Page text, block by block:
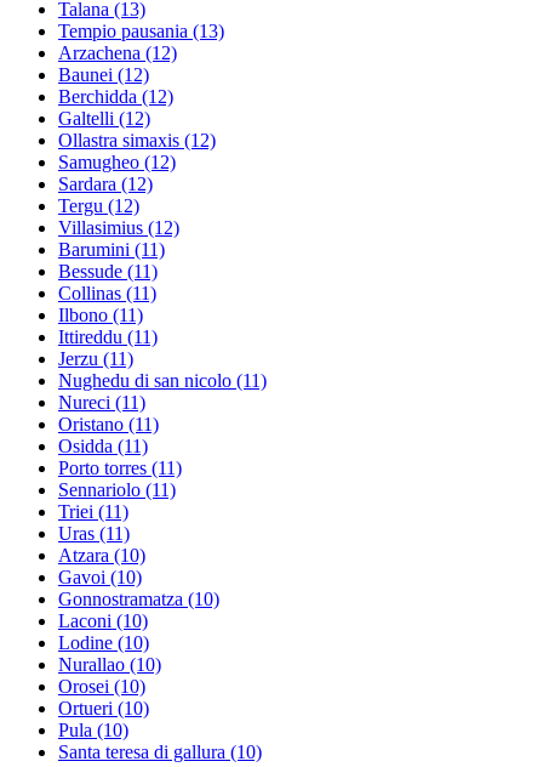
Talana (13)
Tempio pausania (13)
Arzachena (12)
Baunei (12)
Berchidda (12)
Galtelli (12)
Ollastra simaxis (12)
Samugheo (12)
Sardara (12)
Tergu (12)
Villasimius (12)
Barumini (11)
Bessude (11)
Collinas (11)
Ilbono (11)
Ittireddu (11)
Jerzu (11)
Nughedu di san nicolo (11)
Nureci (11)
Oristano (11)
Osidda (11)
Porto torres (11)
Sennariolo (11)
Triei (11)
Uras (11)
Atzara (10)
Gavoi (10)
Gonnostramatza (10)
Laconi (10)
Lodine (10)
Nurallao (10)
Orosei (10)
Ortueri (10)
Pula (10)
Santa teresa di gallura (10)